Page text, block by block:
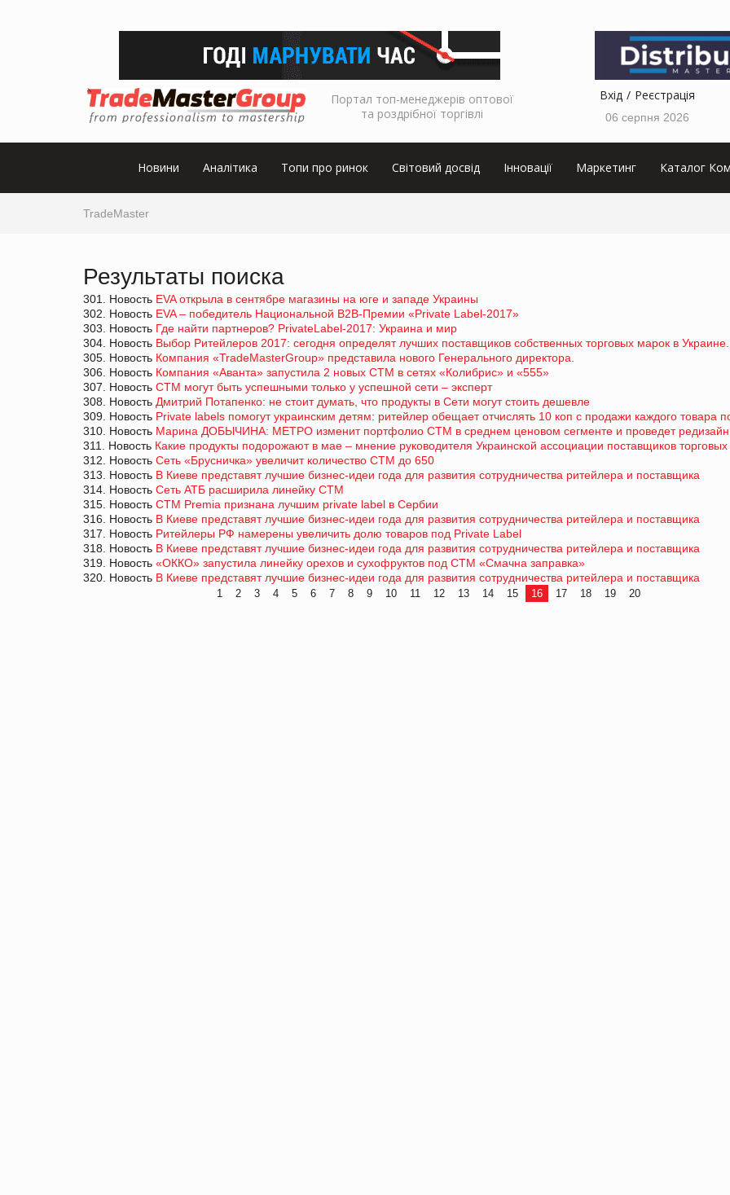
Портал топ-менеджерів оптової
та роздрібної торгівлі
Вхід Реєстрація
06 серпня 2026
Новини Аналітика Топи про ринок Світовий досвід Інновації Маркетинг Каталог
TradeMaster
Результаты поиска
301. Новость EVA открыла в сентябре магазины на юге и западе Украины
302. Новость EVA – победитель Национальной В2В-Премии «Private Label-2017»
303. Новость Где найти партнеров? PrivateLabel-2017: Украина и мир
304. Новость Выбор Ритейлеров 2017: сегодня определят лучших поставщиков собственных торговых марок в Украине.
305. Новость Компания «TradeMasterGroup» представила нового Генерального директора.
306. Новость Компания «Аванта» запустила 2 новых СТМ в сетях «Колибрис» и «555»
307. Новость СТМ могут быть успешными только у успешной сети – эксперт
308. Новость Дмитрий Потапенко: не стоит думать, что продукты в Сети могут стоить дешевле
309. Новость Private labels помогут украинским детям: ритейлер обещает отчислять 10 коп с продажи каждого товара
310. Новость Марина ДОБЫЧИНА: МЕТРО изменит портфолио СТМ в среднем ценовом сегменте и проведет
311. Новость Какие продукты подорожают в мае – мнение руководителя Украинской ассоциации поставщиков торговых
312. Новость Сеть «Брусничка» увеличит количество СТМ до 650
313. Новость В Киеве представят лучшие бизнес-идеи года для развития сотрудничества ритейлера и поставщика
314. Новость Сеть АТБ расширила линейку СТМ
315. Новость СТМ Premia признана лучшим private label в Сербии
316. Новость В Киеве представят лучшие бизнес-идеи года для развития сотрудничества ритейлера и поставщика
317. Новость Ритейлеры РФ намерены увеличить долю товаров под Private Label
318. Новость В Киеве представят лучшие бизнес-идеи года для развития сотрудничества ритейлера и поставщика
319. Новость «ОККО» запустила линейку орехов и сухофруктов под СТМ «Смачна заправка»
320. Новость В Киеве представят лучшие бизнес-идеи года для развития сотрудничества ритейлера и поставщика
1 2 3 4 5 6 7 8 9 10 11 12 13 14 15 16 17 18 19 20